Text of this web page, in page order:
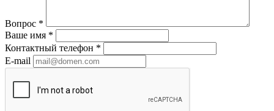
Вопрос *
Ваше имя *
Контактный телефон *
E-mail